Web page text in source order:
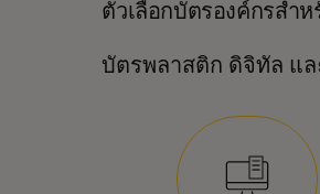
ตัวเลือกบัตรองค์กรสำ
บัตรพลาสติก ดิจิทัล แล